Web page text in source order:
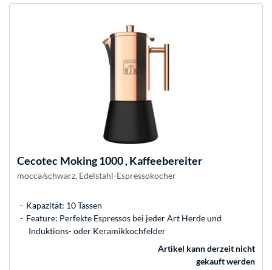
Cecotec Moking 1000 , Kaffeebereiter
mocca/schwarz, Edelstahl-Espressokocher
Kapazität: 10 Tassen
Feature: Perfekte Espressos bei jeder Art Herde und
Induktions- oder Keramikkochfelder
Artikel kann derzeit nicht
gekauft werden